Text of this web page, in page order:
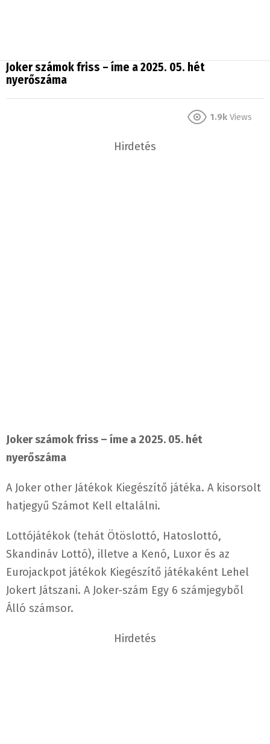
Joker számok friss – íme a 2025. 05. hét
nyerőszáma
1.9k Views
Hirdetés
Joker számok friss – íme a 2025. 05. hét
nyerőszáma
A Joker other Játékok Kiegészítő játéka. A kisorsolt
hatjegyű Számot Kell eltalálni.
Lottójátékok (tehát Ötöslottó, Hatoslottó,
Skandináv Lottó), illetve a Kenó, Luxor és az
Eurojackpot játékok Kiegészítő játékaként Lehel
Jokert Játszani. A Joker-szám Egy 6 számjegyből
Álló számsor.
Hirdetés